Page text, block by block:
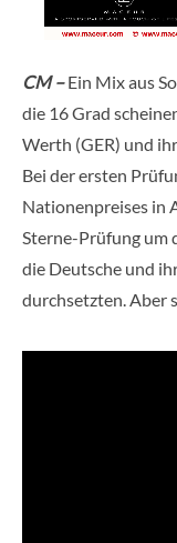
CM – Ein Mix aus
die 16 Grad
Werth (GER) und
Bei der ersten
Nationenpreises in
Sterne-Prüfung um
die Deutsche und
durchsetzten. Aber